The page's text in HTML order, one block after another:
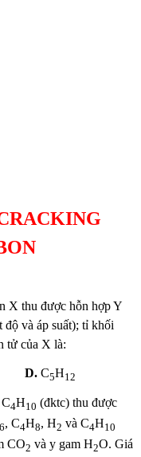
X thu được hỗn hợp Y
độ và áp suất); tỉ khối
tử của X là:
D. C5H12
4H10 (đktc) thu được
6, C4H8, H2 và C4H10
CO2 và y gam H2O. Giá